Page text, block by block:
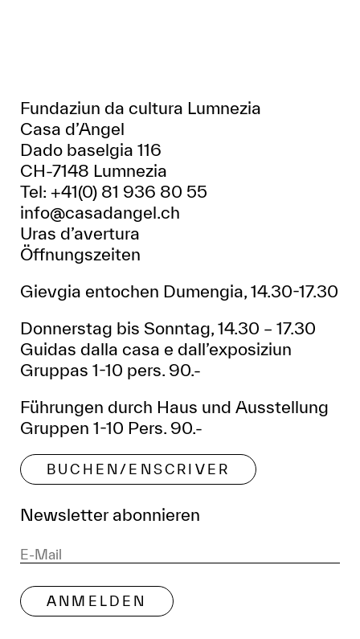
Fundaziun da cultura Lumnezia
Casa d’Angel
Dado baselgia 116
CH-7148 Lumnezia
Tel: +41(0) 81 936 80 55
info@casadangel.ch
Uras d’avertura
Öffnungszeiten
Gievgia entochen Dumengia, 14.30-17.30
Donnerstag bis Sonntag, 14.30 – 17.30
Guidas dalla casa e dall’exposiziun
Gruppas 1-10 pers. 90.-
Führungen durch Haus und Ausstellung
Gruppen 1-10 Pers. 90.-
BUCHEN/ENSCRIVER
Newsletter abonnieren